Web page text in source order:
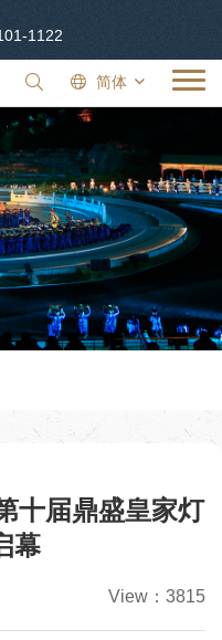
1122
简体
十届鼎盛皇家灯
幕
View：3815